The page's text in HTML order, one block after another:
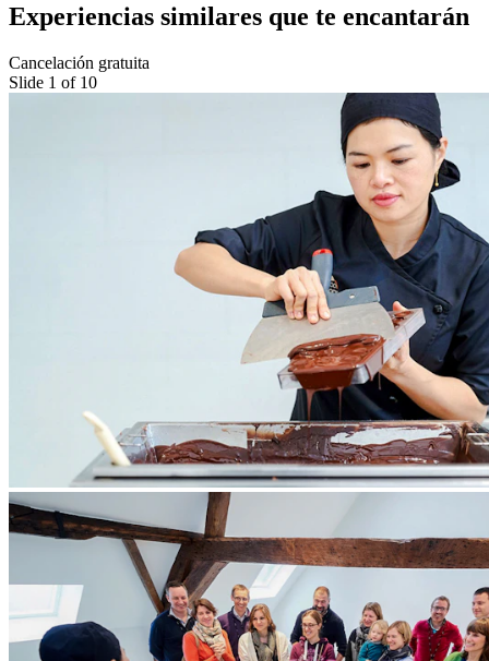
Experiencias similares que te encantarán
Cancelación gratuita
Slide 1 of 10